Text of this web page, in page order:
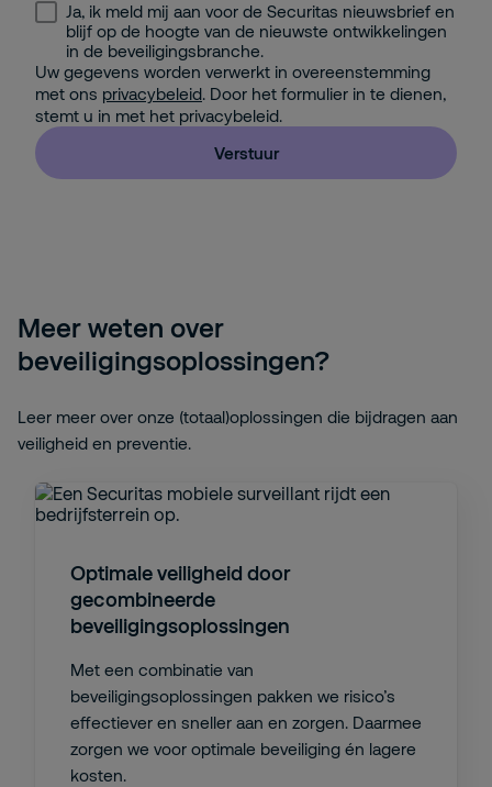
Ja, ik meld mij aan voor de Securitas nieuwsbrief en
blijf op de hoogte van de nieuwste ontwikkelingen
in de beveiligingsbranche.
Uw gegevens worden verwerkt in overeenstemming
met ons privacybeleid. Door het formulier in te dienen,
stemt u in met het privacybeleid.
Verstuur
Meer weten over
beveiligingsoplossingen?
Leer meer over onze (totaal)oplossingen die bijdragen aan
veiligheid en preventie.
Optimale veiligheid door
gecombineerde
beveiligingsoplossingen
Met een combinatie van
beveiligingsoplossingen pakken we risico’s
effectiever en sneller aan en zorgen. Daarmee
zorgen we voor optimale beveiliging én lagere
kosten.